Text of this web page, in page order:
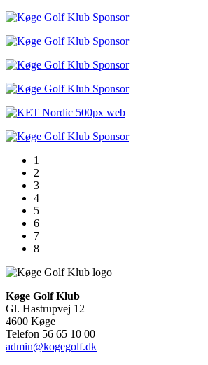
1
2
3
4
5
6
7
8
Køge Golf Klub
Gl. Hastrupvej 12
4600 Køge
Telefon 56 65 10 00
admin@kogegolf.dk